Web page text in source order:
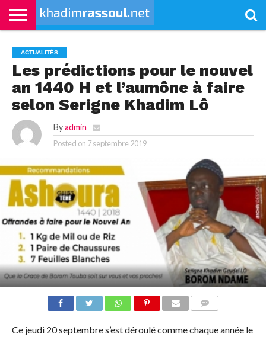
KHADIMRASSOUL
LE
MOURIDISME
ACTUALITÉS
CONTRIBUTIONS
PASS
–
PASS
NETALI
BOROM
NDAME
L’ISLAM
VIDÉOS
ACTUALITÉS
Les prédictions pour le nouvel
an 1440 H et l’aumône à faire
selon Serigne Khadim Lô
By admin
Posted on 7 septembre 2019
Ce jeudi 20 septembre s’est déroulé comme chaque année le